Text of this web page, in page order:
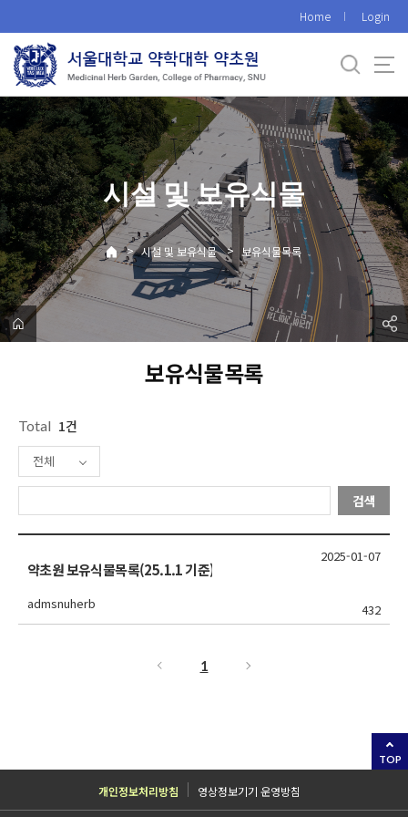
로
메
뉴
Home Login
시설 및 보유식물
> 시설 및 보유식물 > 보유식물목록
보유식물목록
Total 1건
전체
검색
약초원 보유식물목록(25.1.1 기준)
admsnuherb 432
2025-01-07
1
TOP
개인정보처리방침 영상정보기기 운영방침